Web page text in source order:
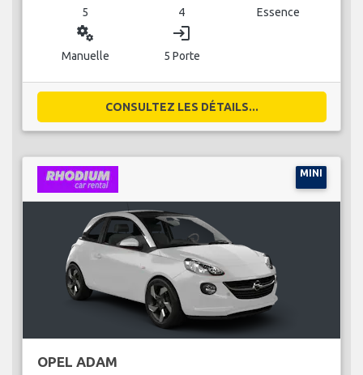
5 4 Essence
miscellaneous_services
Manuelle
login
5 Porte
CONSULTEZ LES DÉTAILS...
MINI
OPEL ADAM